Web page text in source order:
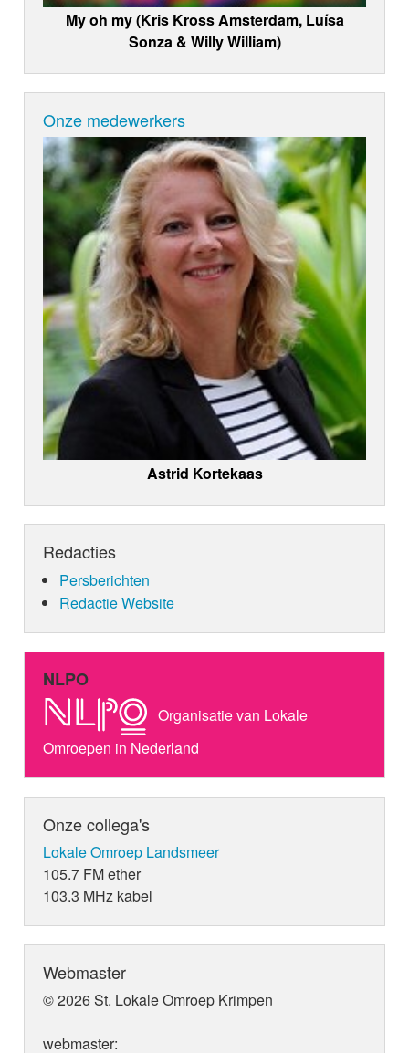
My oh my (Kris Kross Amsterdam, Luísa
Sonza & Willy William)
Onze medewerkers
Astrid Kortekaas
Redacties
Persberichten
Redactie Website
NLPO
Organisatie van Lokale
Omroepen in Nederland
Onze collega's
Lokale Omroep Landsmeer
105.7 FM ether
103.3 MHz kabel
Webmaster
© 2026 St. Lokale Omroep Krimpen
webmaster: